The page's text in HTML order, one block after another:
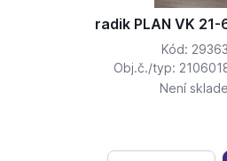
radik PLAN VK
Kód:
Obj.č./typ:
Není